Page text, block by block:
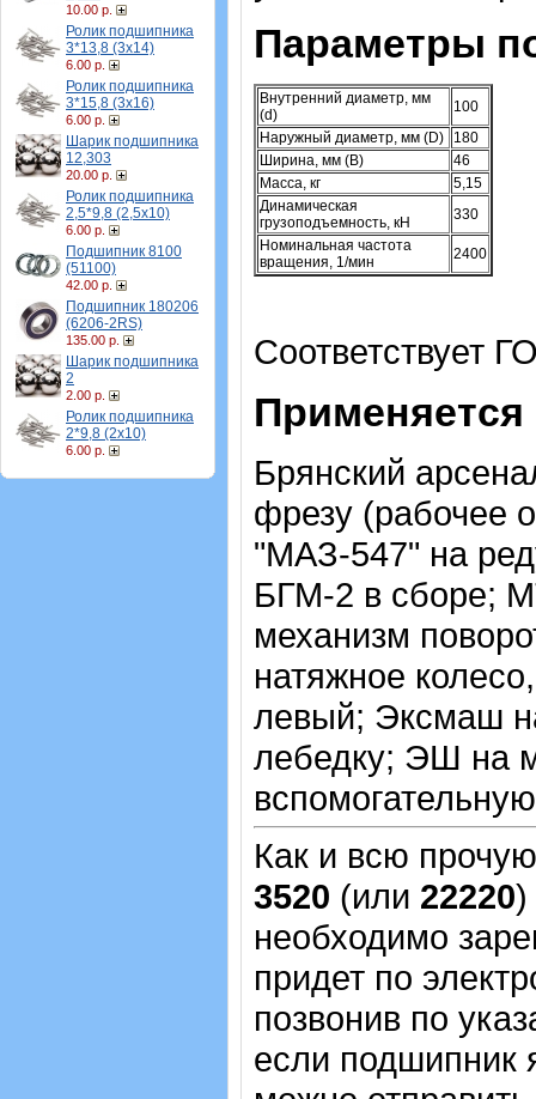
10.00 р.
Ролик подшипника
3*13,8 (3х14)
6.00 р.
Ролик подшипника
3*15,8 (3х16)
6.00 р.
Шарик подшипника
12,303
20.00 р.
Ролик подшипника
2,5*9,8 (2,5х10)
6.00 р.
Подшипник 8100
(51100)
42.00 р.
Подшипник 180206
(6206-2RS)
135.00 р.
Шарик подшипника
2
2.00 р.
Ролик подшипника
2*9,8 (2х10)
6.00 р.
Параметры
Внутренний диаметр, мм
(d)
100
Наружный диаметр, мм (D)
180
Ширина, мм (B)
46
Масса, кг
5,15
Динамическая
грузоподъемность, кН
330
Номинальная частота
вращения, 1/мин
2400
Соответствует
Брянский
фрезу (рабочее
"МАЗ-547" на
БГМ-2 в сборе;
механизм
натяжное
левый; Эксмаш
лебедку; ЭШ на
Как и всю
3520 (или 22220)
необходимо
придет по
позвонив по
если подшипник